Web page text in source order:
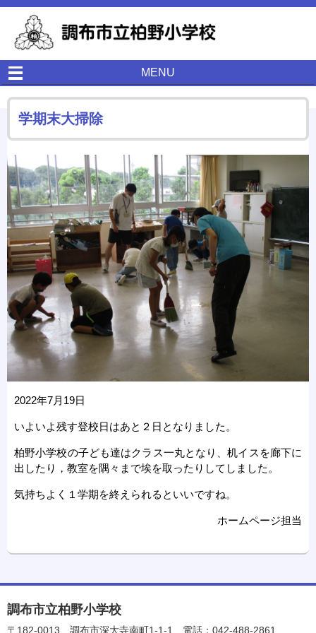
MENU
学期末大掃除
2022年7月19日
いよいよ残す登校日はあと２日となりました。
柏野小学校の子ども達はクラス一丸となり、机イスを廊下に
出したり，教室を隅々まで埃を取ったりしてしました。
気持ちよく１学期を終えられるといいですね。
ホームページ担当
調布市立柏野小学校
〒182-0013 調布市深大寺南町1-1-1 電話：042-488-2861